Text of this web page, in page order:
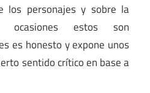
los personajes y sobre la
estos son
es honesto y expone unos
sentido crítico en base a